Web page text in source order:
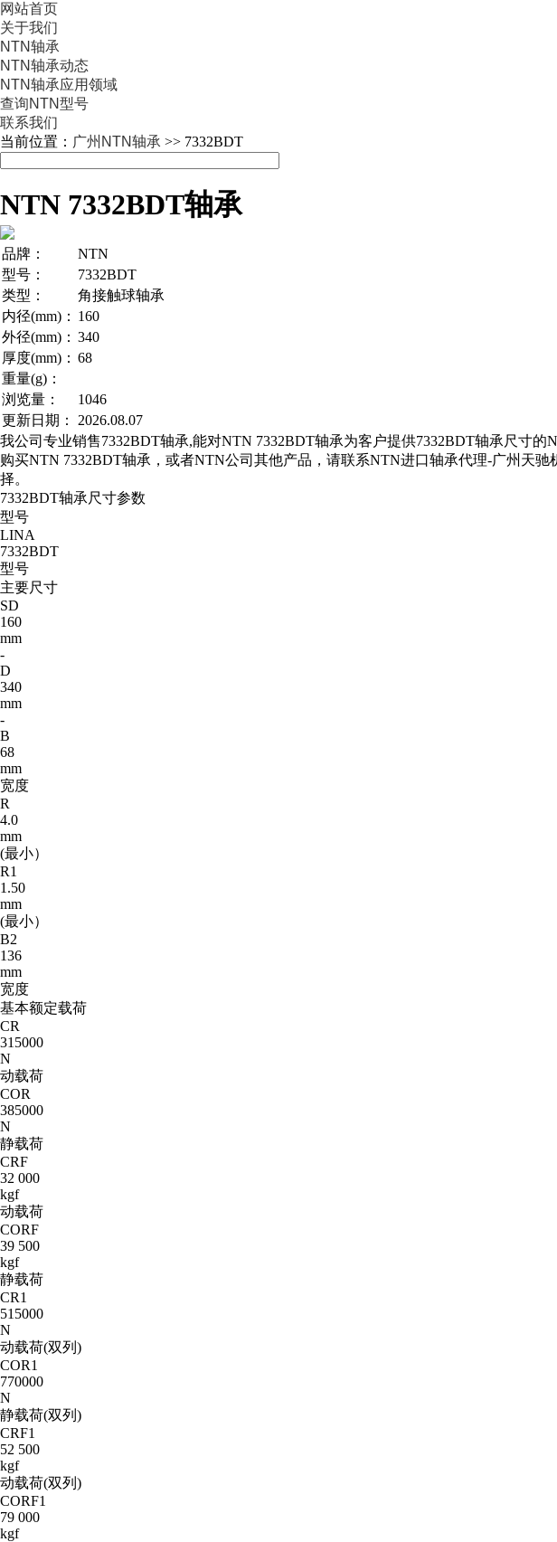
网站首页
关于我们
NTN轴承
NTN轴承动态
NTN轴承应用领域
查询NTN型号
联系我们
当前位置： 广州NTN轴承 >> 7332BDT
NTN 7332BDT轴承
品牌：
NTN
型号：
7332BDT
类型：
角接触球轴承
内径(mm)： 160
外径(mm)： 340
厚度(mm)： 68
重量(g)：
浏览量：
1046
更新日期：
2026.08.07
我公司专业销售7332BDT轴承,能对NTN 7332BDT轴承为客户提供7332BDT轴承尺寸的
购买NTN 7332BDT轴承，或者NTN公司其他产品，请联系NTN进口轴承代理-广州天
择。
7332BDT轴承尺寸参数
型号
LINA
7332BDT
型号
主要尺寸
SD
160
mm
-
D
340
mm
-
B
68
mm
宽度
R
4.0
mm
(最小）
R1
1.50
mm
(最小）
B2
136
mm
宽度
基本额定载荷
CR
315000
N
动载荷
COR
385000
N
静载荷
CRF
32 000
kgf
动载荷
CORF
39 500
kgf
静载荷
CR1
515000
N
动载荷(双列)
COR1
770000
N
静载荷(双列)
CRF1
52 500
kgf
动载荷(双列)
CORF1
79 000
kgf